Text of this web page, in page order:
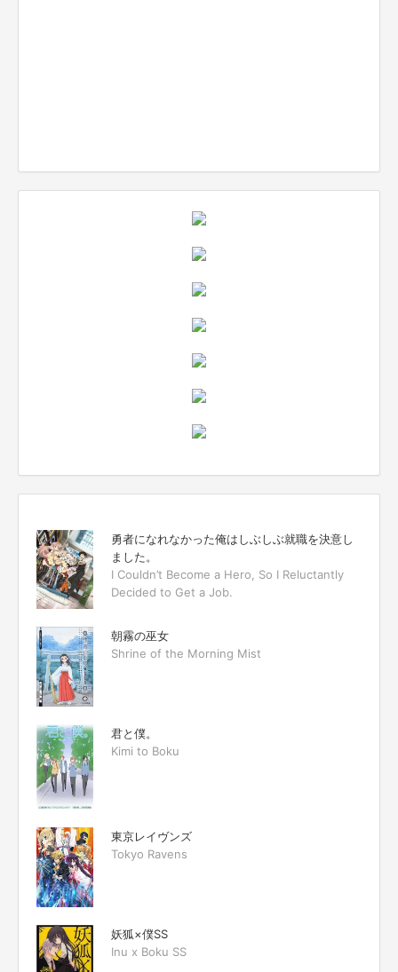
勇者になれなかった俺はしぶしぶ就職を決意し
ました。
I Couldn’t Become a Hero, So I Reluctantly
Decided to Get a Job.
朝霧の巫女
Shrine of the Morning Mist
君と僕。
Kimi to Boku
東京レイヴンズ
Tokyo Ravens
妖狐×僕SS
Inu x Boku SS